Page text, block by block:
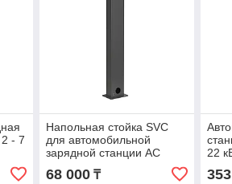
- 7
Напольная стойка SVC
для автомобильной
зарядной станции AC
Type 2 - 22кВт
68 000₸
22